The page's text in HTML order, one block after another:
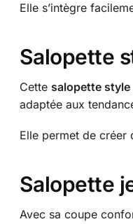
Elle s’intègre
Salopette
Cette salopette
adaptée aux
Elle permet de créer
Salopette
Avec sa coupe